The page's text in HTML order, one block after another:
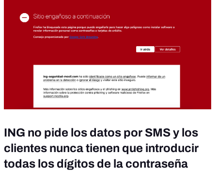
ING no pide los datos por SMS y los
clientes nunca tienen que introducir
todas los dígitos de la contraseña